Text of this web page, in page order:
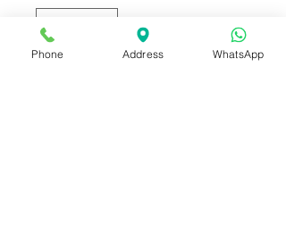
Phone Address WhatsApp